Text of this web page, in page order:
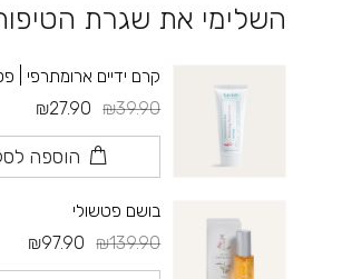
השלימי את שגרת
קרם ידיים ארומתרפי |
₪39.90
₪27.90
הוספה
בושם פטשולי
₪139.90
₪97.90